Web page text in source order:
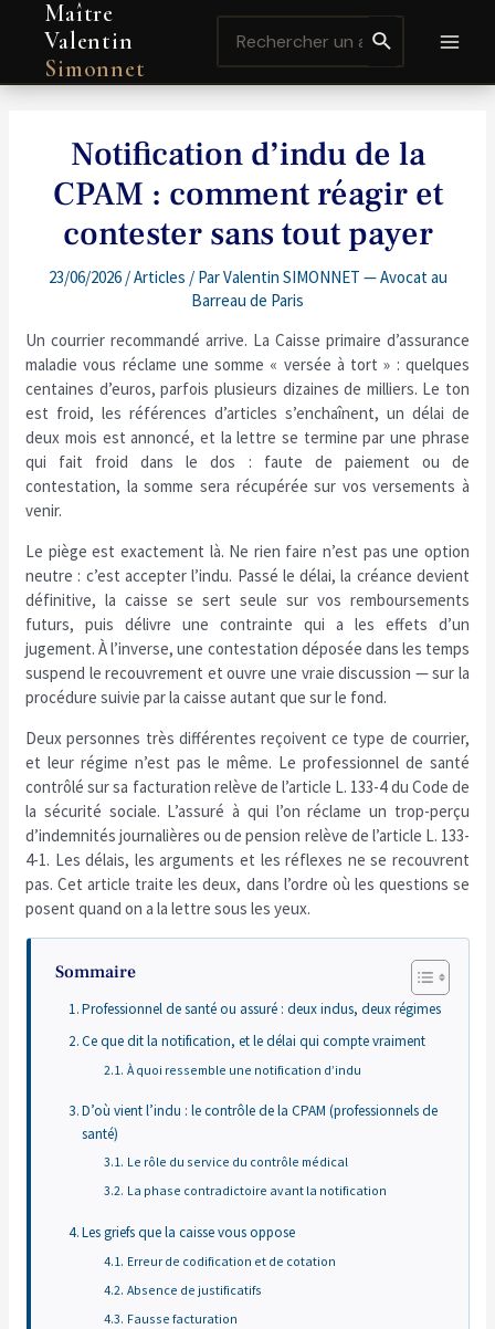
contenu
Maître
Valentin
Simonnet
for:
Notification d’indu de la
CPAM : comment réagir et
contester sans tout payer
23/06/2026 /Articles / ParValentin SIMONNET — Avocat au
Barreau de Paris
Un courrier recommandé arrive. La Caisse primaire d’assurance
maladie vous réclame une somme « versée à tort » : quelques
centaines d’euros, parfois plusieurs dizaines de milliers. Le ton
est froid, les références d’articles s’enchaînent, un délai de
deux mois est annoncé, et la lettre se termine par une phrase
qui fait froid dans le dos : faute de paiement ou de
contestation, la somme sera récupérée sur vos versements à
venir.
Le piège est exactement là. Ne rien faire n’est pas une option
neutre : c’est accepter l’indu. Passé le délai, la créance devient
définitive, la caisse se sert seule sur vos remboursements
futurs, puis délivre une contrainte qui a les effets d’un
jugement. À l’inverse, une contestation déposée dans les temps
suspend le recouvrement et ouvre une vraie discussion — sur la
procédure suivie par la caisse autant que sur le fond.
Deux personnes très différentes reçoivent ce type de courrier,
et leur régime n’est pas le même. Le professionnel de santé
contrôlé sur sa facturation relève de l’article L. 133-4 du Code de
la sécurité sociale. L’assuré à qui l’on réclame un trop-perçu
d’indemnités journalières ou de pension relève de l’article L. 133-
4-1. Les délais, les arguments et les réflexes ne se recouvrent
pas. Cet article traite les deux, dans l’ordre où les questions se
posent quand on a la lettre sous les yeux.
Sommaire
Professionnel de santé ou assuré : deux indus, deux régimes
Ce que dit la notification, et le délai qui compte vraiment
À quoi ressemble une notification d’indu
D’où vient l’indu : le contrôle de la CPAM (professionnels de
santé)
Le rôle du service du contrôle médical
La phase contradictoire avant la notification
Les griefs que la caisse vous oppose
Erreur de codification et de cotation
Absence de justificatifs
Fausse facturation
Navigation
de